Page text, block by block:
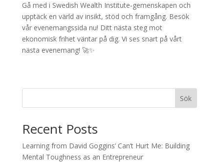
Gå med i Swedish Wealth Institute-gemenskapen och
upptäck en värld av insikt, stöd och framgång. Besök
vår evenemangssida nu! Ditt nästa steg mot
ekonomisk frihet väntar på dig. Vi ses snart på vårt
nästa evenemang! 🚀✨
Sök
Recent Posts
Learning from David Goggins’ Can’t Hurt Me: Building
Mental Toughness as an Entrepreneur